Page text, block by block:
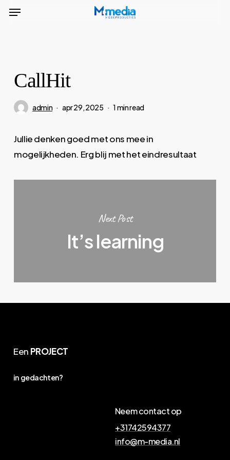
SkipMenu
CallHit
admin apr 29, 2025 1 min read
Jullie denken goed met ons mee in
mogelijkheden. Erg blij met het eindresultaat
Next Post
It’s learning
Een PROJECT
in gedachten?
Neem contact op
+31742594377
info@m-media.nl